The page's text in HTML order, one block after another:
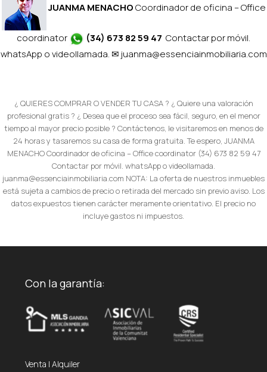
JUANMA MENACHOCoordinador de oficina – Office
coordinator (34) 673 82 59 47 Contactar por móvil.
whatsApp o videollamada. ✉ juanma@essenciainmobiliaria.com
¿ QUIERES COMPRAR O VENDER TU CASA ? ¿ Quiere una valoración
profesional gratis ? ¿ Desea que el proceso sea fácil, seguro, en el menor
tiempo al mayor precio posible ? Contáctenos, le visitaremos en menos de
24 horas y tasaremos su casa de forma gratuita. Te espero, JUANMA
MENACHO Coordinador de oficina – Office coordinator (34) 673 82 59 47
Contactar por móvil. whatsApp o videollamada.
juanma@essenciainmobiliaria.com NOTA: La oferta de nuestros inmuebles
está sujeta a cambios de precio o retirada del mercado sin previo aviso. Los
datos expuestos tienen carácter meramente orientativo. El precio no
incluye gastos ni impuestos.
Con la garantía:
Venta | Alquiler